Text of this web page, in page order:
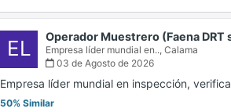
EL Operador Muestrero (Faena
Empresa líder mundial en.., Calama
03 de Agosto de 2026
Empresa líder mundial en inspección,
50% Similar